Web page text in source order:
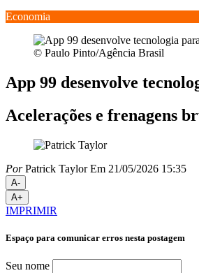
Economia
© Paulo Pinto/Agência Brasil
App 99 desenvolve
Acelerações e frenagens
PorPatrick Taylor Em 21/05/2026 15:35
A-
A+
IMPRIMIR
Espaço para comunicar erros nesta postagem
Seu nome